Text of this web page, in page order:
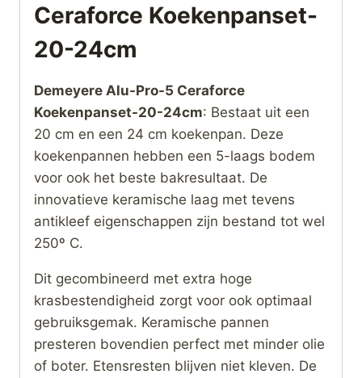
Ceraforce Koekenpanset-
20-24cm
Demeyere Alu-Pro-5 Ceraforce
Koekenpanset-20-24cm: Bestaat uit een
20 cm en een 24 cm koekenpan. Deze
koekenpannen hebben een 5-laags bodem
voor ook het beste bakresultaat. De
innovatieve keramische laag met tevens
antikleef eigenschappen zijn bestand tot wel
250º C.
Dit gecombineerd met extra hoge
krasbestendigheid zorgt voor ook optimaal
gebruiksgemak. Keramische pannen
presteren bovendien perfect met minder olie
of boter. Etensresten blijven niet kleven. De